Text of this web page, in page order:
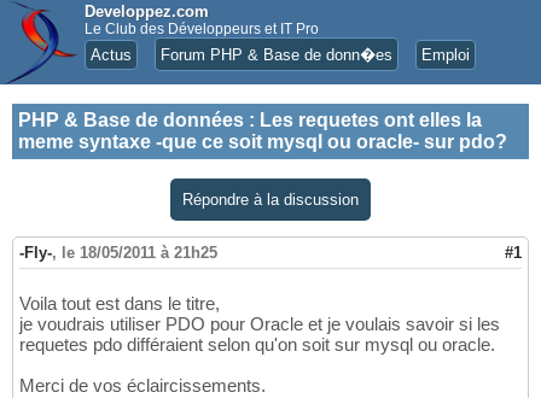
Developpez.com
Le Club des Développeurs et IT Pro
Actus Forum PHP & Base de donn�es Emploi
PHP & Base de données : Les requetes ont elles la
meme syntaxe -que ce soit mysql ou oracle- sur pdo?
Répondre à la discussion
-Fly-, le 18/05/2011 à 21h25 #1
Voila tout est dans le titre,
je voudrais utiliser PDO pour Oracle et je voulais savoir si les
requetes pdo différaient selon qu'on soit sur mysql ou oracle.
Merci de vos éclaircissements.